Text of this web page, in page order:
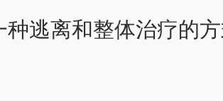
逃离和整体治疗的方